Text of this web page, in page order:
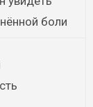
боли